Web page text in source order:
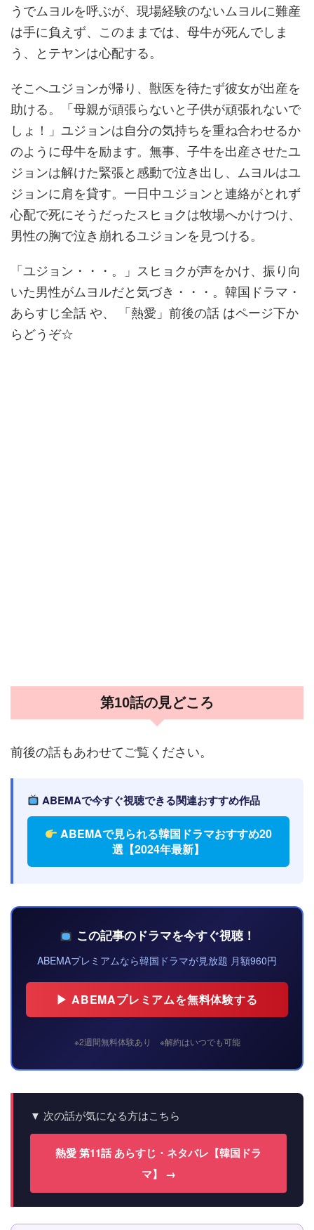
うでムヨルを呼ぶが、現場経験のないムヨルに難産
は手に負えず、このままでは、母牛が死んでしま
う、とテヤンは心配する。
そこへユジョンが帰り、獣医を待たず彼女が出産を
助ける。「母親が頑張らないと子供が頑張れないで
しょ！」ユジョンは自分の気持ちを重ね合わせるか
のように母牛を励ます。無事、子牛を出産させたユ
ジョンは解けた緊張と感動で泣き出し、ムヨルはユ
ジョンに肩を貸す。一日中ユジョンと連絡がとれず
心配で死にそうだったスヒョクは牧場へかけつけ、
男性の胸で泣き崩れるユジョンを見つける。
「ユジョン・・・。」スヒョクが声をかけ、振り向
いた男性がムヨルだと気づき・・・。韓国ドラマ・
あらすじ全話 や、 「熱愛」前後の話 はページ下か
らどうぞ☆
第10話の見どころ
前後の話もあわせてご覧ください。
ABEMAで今すぐ視聴できる関連おすすめ作品
ABEMAで見られる韓国ドラマおすすめ20
選【2024年最新】
この記事のドラマを今すぐ視聴！
ABEMAプレミアムなら韓国ドラマが見放題 月額960円
▶ ABEMAプレミアムを無料体験する
※2週間無料体験あり ※解約はいつでも可能
▼ 次の話が気になる方はこちら
熱愛 第11話 あらすじ・ネタバレ【韓国ドラ
マ】 →